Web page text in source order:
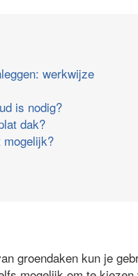
werkwijze
is nodig?
dak?
mogelijk?
groendaken kun je